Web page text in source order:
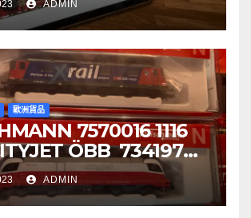
ADMIN
歐洲貨品
7570016 1116
ÖBB 734197
5, SBB Cargo
ADMIN